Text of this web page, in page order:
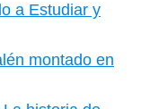
a Estudiar y
montado en